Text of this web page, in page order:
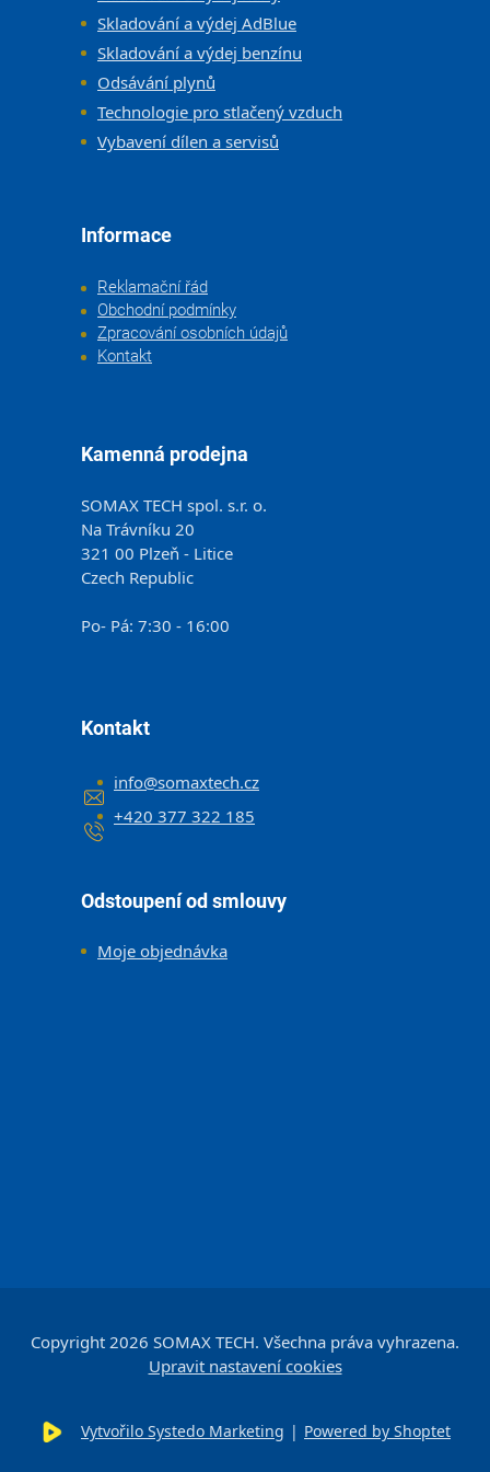
Skladování a výdej AdBlue
Skladování a výdej benzínu
Odsávání plynů
Technologie pro stlačený vzduch
Vybavení dílen a servisů
Informace
Reklamační řád
Obchodní podmínky
Zpracování osobních údajů
Kontakt
Kamenná prodejna
SOMAX TECH spol. s.r. o.
Na Trávníku 20
321 00 Plzeň - Litice
Czech Republic
Po- Pá: 7:30 - 16:00
Kontakt
info@somaxtech.cz
+420 377 322 185
Odstoupení od smlouvy
Moje objednávka
Vytvořilo Systedo Marketing | Powered by Shoptet
Copyright 2026 SOMAX TECH. Všechna práva vyhrazena.
Upravit nastavení cookies